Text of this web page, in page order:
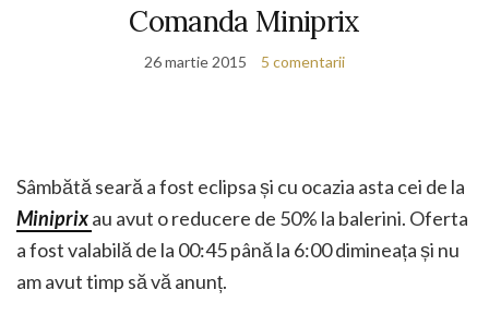
Comanda Miniprix
26 martie 2015 5 comentarii
Sâmbătă seară a fost eclipsa și cu ocazia asta cei de la
Miniprixau avut o reducere de 50% la balerini. Oferta
a fost valabilă de la 00:45 până la 6:00 dimineața și nu
am avut timp să vă anunț.